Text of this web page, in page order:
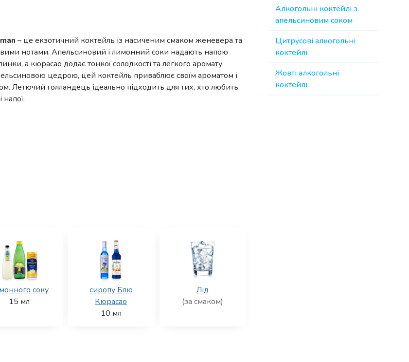
– це екзотичний коктейль із насиченим смаком женевера та
нотами. Апельсиновий і лимонний соки надають напою
а кюрасао додає тонкої солодкості та легкого аромату.
цедрою, цей коктейль приваблює своїм ароматом і
Летючий голландець ідеально підходить для тих, хто любить
напої.
соку
15 мл
сиропу Блю
Кюрасао
10 мл
Лід
(за смаком)
Алкогольні коктейлі з
апельсиновим соком
Цитрусові алкогольні
коктейлі
Жовті алкогольні
коктейлі